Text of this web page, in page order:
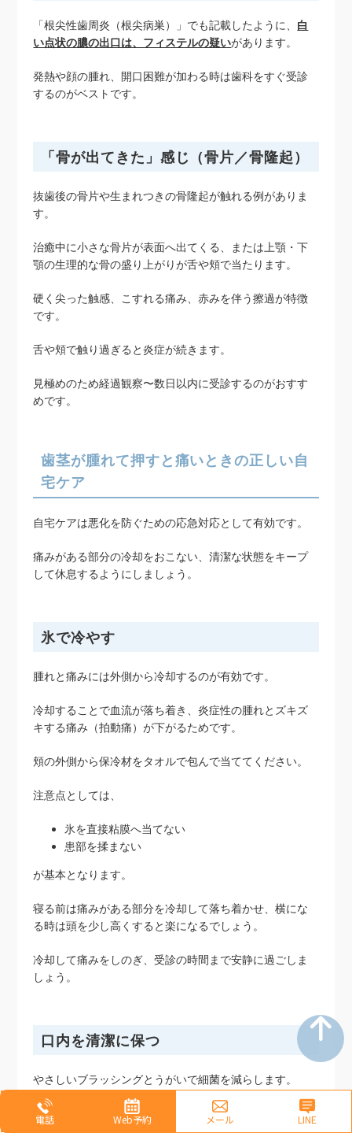
電話 Web予約 メール LINE
「根尖性歯周炎（根尖病巣）」でも記載したように、 白
い点状の膿の出口は、フィステルの疑いがあります。
発熱や顔の腫れ、開口困難が加わる時は歯科をすぐ受診
するのがベストです。
「骨が出てきた」感じ（骨片／骨隆起）
抜歯後の骨片や生まれつきの骨隆起が触れる例がありま
す。
治癒中に小さな骨片が表面へ出てくる、または上顎・下
顎の生理的な骨の盛り上がりが舌や頬で当たります。
硬く尖った触感、こすれる痛み、赤みを伴う擦過が特徴
です。
舌や頬で触り過ぎると炎症が続きます。
見極めのため経過観察〜数日以内に受診するのがおすす
めです。
歯茎が腫れて押すと痛いときの正しい自
宅ケア
自宅ケアは悪化を防ぐための応急対応として有効です。
痛みがある部分の冷却をおこない、清潔な状態をキープ
して休息するようにしましょう。
氷で冷やす
腫れと痛みには外側から冷却するのが有効です。
冷却することで血流が落ち着き、炎症性の腫れとズキズ
キする痛み（拍動痛）が下がるためです。
頬の外側から保冷材をタオルで包んで当ててください。
注意点としては、
氷を直接粘膜へ当てない
患部を揉まない
が基本となります。
寝る前は痛みがある部分を冷却して落ち着かせ、横にな
る時は頭を少し高くすると楽になるでしょう。
冷却して痛みをしのぎ、受診の時間まで安静に過ごしま
しょう。
口内を清潔に保つ
やさしいブラッシングとうがいで細菌を減らします。
プラーク（歯垢）や食べ物の残りかす（食片）が残ると
炎症が続き、圧痛が長引いてしまいます。